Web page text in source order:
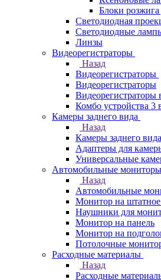
Блоки розжига
Светодиодная
Светодиодные
Линзы
Видеорегистраторы
Назад
Видеорегистраторы
Видеорегистраторы
Видеорегистраторы
Комбо устройства 3
Камеры заднего вида
Назад
Камеры заднего вида
Адаптеры для
Универсальные
Автомобильные мониторы
Назад
Автомобильные
Монитор на штатное
Наушники для
Монитор на панель
Монитор на
Потолочные
Расходные материалы
Назад
Расходные